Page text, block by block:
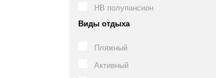
HB полупансион
Виды отдыха
Пляжный
Активный